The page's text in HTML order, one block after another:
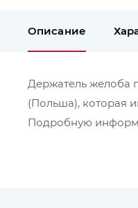
Описание
Держатель желоба
(Польша), которая
Подробную